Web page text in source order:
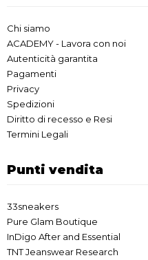
Chi siamo
ACADEMY - Lavora con noi
Autenticità garantita
Pagamenti
Privacy
Spedizioni
Diritto di recesso e Resi
Termini Legali
Punti vendita
33sneakers
Pure Glam Boutique
InDigo After and Essential
TNT Jeanswear Research